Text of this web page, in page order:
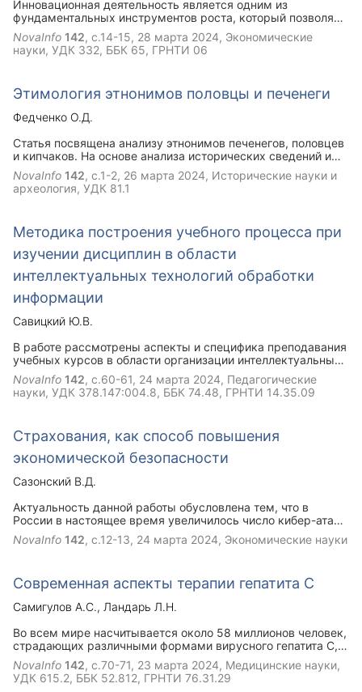
Инновационная деятельность является одним из
фундаментальных инструментов роста, который позволяет
предприятиям выходить на новые рынки или увеличивать
существующую долю рынка, обеспечивая компаниям
значительное конкурентное преимущество. В статье
NovaInfo 142, с.14-15, 28 марта 2024, Экономические
науки, УДК 332, ББК 65, ГРНТИ 06
Этимология этнонимов половцы и печенеги
Федченко О.Д.
Статья посвящена анализу этнонимов печенегов, половцев
и кипчаков. На основе анализа исторических сведений и
географических особенностей ареала расселения
установлено, что этнонимы являлись первоначально
демонимами. Название древних народов отражали
людей, живущих среди холмов. Этноним печенеги возник в
тюркской языковой среде, половцы – в балтской (на
основе которой развивался русский язык) и кипчаки – в
монгольской.
NovaInfo 142, с.1-2, 26 марта 2024, Исторические науки и
археология, УДК 81.1
Методика построения учебного процесса при
изучении дисциплин в области
интеллектуальных технологий обработки
информации
Савицкий Ю.В.
В работе рассмотрены аспекты и специфика преподавания
учебных курсов в области организации интеллектуальных
систем обработки данных, базирующихся на аппарате
искусственных нейронных сетей. Сформулированы
требования к знаниям и навыкам слушателей,
Данные требования базируются на знании и практическом
применении математического аппарата, лежащего в
основе организации подобных систем. Определены
методические основы преподавания соответствующих
дисциплин, обеспечивающие в конечном итоге
формирование необходимых компетенций у слушателей.
NovaInfo 142, с.60-61, 24 марта 2024, Педагогические
науки, УДК 378.147:004.8, ББК 74.48, ГРНТИ 14.35.09
Cтрахования, как способ повышения
экономической безопасности
Сазонский В.Д.
Актуальность данной работы обусловлена тем, что в
России в настоящее время увеличилось число кибер-атак
экономический риск является движущим источником для
большинства финансовых учреждений и их клиентов, в
угроз из вне.
NovaInfo 142, с.12-13, 24 марта 2024, Экономические науки
Современная аспекты терапии гепатита C
Самигулов А.С.
Ландарь Л.Н.
Во всем мире насчитывается около 58 миллионов человек,
страдающих различными формами вирусного гепатита С, в
том числе в РФ – 5 млн. человек. Отмечается тенденция
заболеваемости вирусным гепатитом С, по оценке ВОЗ
рост заболеваемости в 2022 году составил 7,8%, в связи с
NovaInfo 142, с.70-71, 23 марта 2024, Медицинские науки,
УДК 615.2, ББК 52.812, ГРНТИ 76.31.29